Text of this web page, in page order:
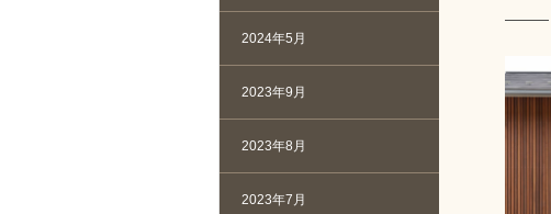
2024年5月
2023年9月
2023年8月
2023年7月